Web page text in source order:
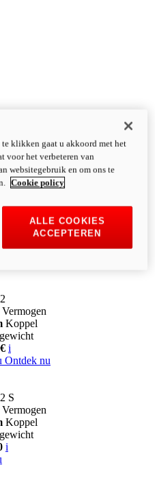
Vermogen
Koppel
gewicht
i
Ontdek nu
S
Vermogen
Koppel
gewicht
i
klikken gaat u akkoord met het
voor het verbeteren van
websitegebruik en om ons te
Cookie policy
ALLE COOKIES
ACCEPTEREN